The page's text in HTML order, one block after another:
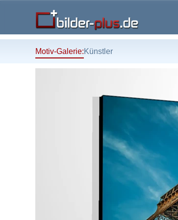
Motiv-Galerie:Künstler